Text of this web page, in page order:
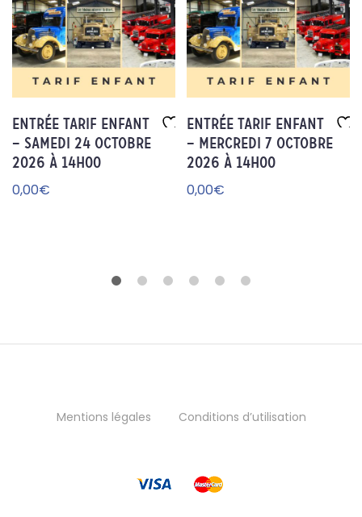
Entrée Tarif enfant
– Samedi 24 octobre
2026 à 14h00
0,00€
lis
t
Entrée Tarif enfant
– Mercredi 7 octobre
2026 à 14h00
0,00€
Mentions légales Conditions d’utilisation